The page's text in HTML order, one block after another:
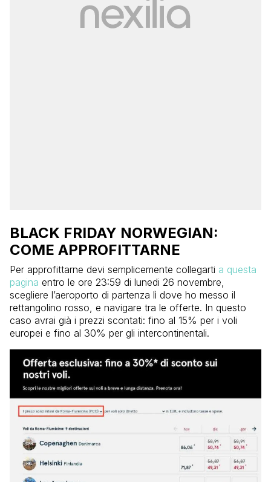
BLACK FRIDAY NORWEGIAN:
COME APPROFITTARNE
Per approfittarne devi semplicemente collegarti a questa
pagina entro le ore 23:59 di lunedi 26 novembre,
scegliere l’aeroporto di partenza lì dove ho messo il
rettangolino rosso, e navigare tra le offerte. In questo
caso avrai già i prezzi scontati: fino al 15% per i voli
europei e fino al 30% per gli intercontinentali.